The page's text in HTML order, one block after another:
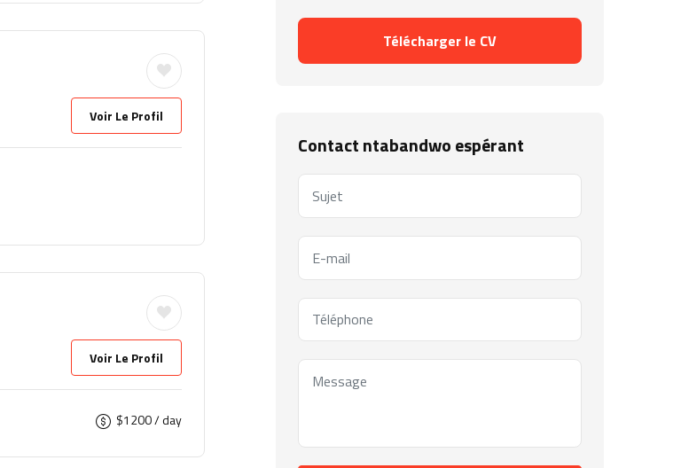
Voir Le Profil
Voir Le Profil
$1200/ day
Télécharger le CV
Contact ntabandwo espérant